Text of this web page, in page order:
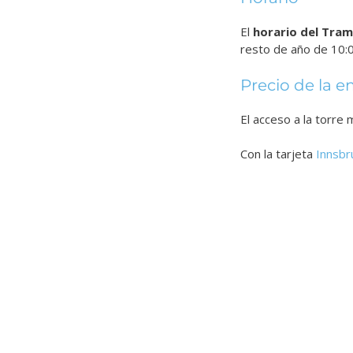
El horario del
resto de año de
Precio de la
El acceso a la torre
Con la tarjeta